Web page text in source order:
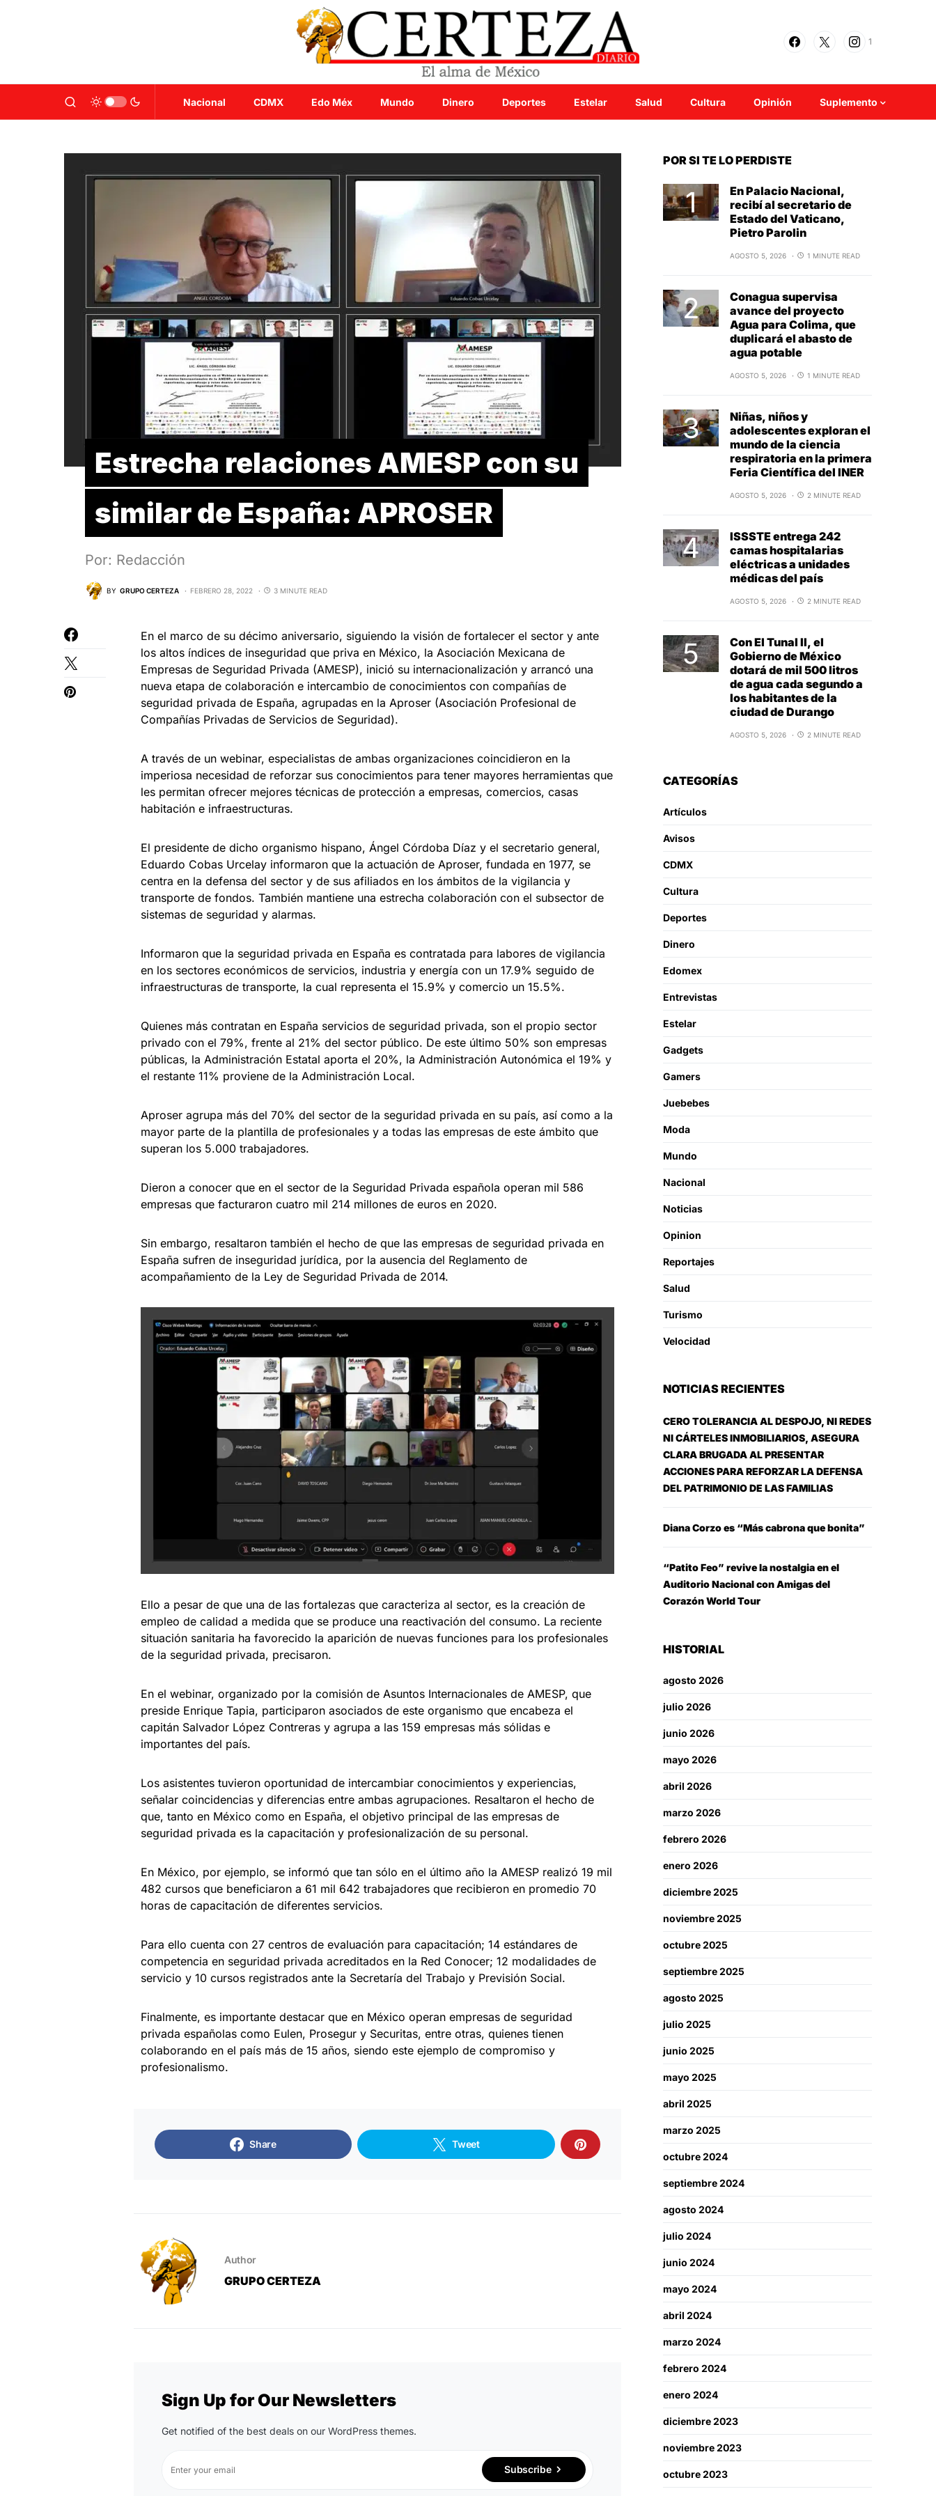
1
Nacional CDMX Edo Méx Mundo Dinero Deportes Estelar Salud Cultura Opinión Suplemento
Estrecha relaciones AMESP con su
similar de España: APROSER
Por: Redacción
BY GRUPO CERTEZA FEBRERO 28, 2022 3 MINUTE READ
En el marco de su décimo aniversario, siguiendo la visión de fortalecer el sector y ante
los altos índices de inseguridad que priva en México, la Asociación Mexicana de
Empresas de Seguridad Privada (AMESP), inició su internacionalización y arrancó una
nueva etapa de colaboración e intercambio de conocimientos con compañías de
seguridad privada de España, agrupadas en la Aproser (Asociación Profesional de
Compañías Privadas de Servicios de Seguridad).
A través de un webinar, especialistas de ambas organizaciones coincidieron en la
imperiosa necesidad de reforzar sus conocimientos para tener mayores herramientas que
les permitan ofrecer mejores técnicas de protección a empresas, comercios, casas
habitación e infraestructuras.
El presidente de dicho organismo hispano, Ángel Córdoba Díaz y el secretario general,
Eduardo Cobas Urcelay informaron que la actuación de Aproser, fundada en 1977, se
centra en la defensa del sector y de sus afiliados en los ámbitos de la vigilancia y
transporte de fondos. También mantiene una estrecha colaboración con el subsector de
sistemas de seguridad y alarmas.
Informaron que la seguridad privada en España es contratada para labores de vigilancia
en los sectores económicos de servicios, industria y energía con un 17.9% seguido de
infraestructuras de transporte, la cual representa el 15.9% y comercio un 15.5%.
Quienes más contratan en España servicios de seguridad privada, son el propio sector
privado con el 79%, frente al 21% del sector público. De este último 50% son empresas
públicas, la Administración Estatal aporta el 20%, la Administración Autonómica el 19% y
el restante 11% proviene de la Administración Local.
Aproser agrupa más del 70% del sector de la seguridad privada en su país, así como a la
mayor parte de la plantilla de profesionales y a todas las empresas de este ámbito que
superan los 5.000 trabajadores.
Dieron a conocer que en el sector de la Seguridad Privada española operan mil 586
empresas que facturaron cuatro mil 214 millones de euros en 2020.
Sin embargo, resaltaron también el hecho de que las empresas de seguridad privada en
España sufren de inseguridad jurídica, por la ausencia del Reglamento de
acompañamiento de la Ley de Seguridad Privada de 2014.
Ello a pesar de que una de las fortalezas que caracteriza al sector, es la creación de
empleo de calidad a medida que se produce una reactivación del consumo. La reciente
situación sanitaria ha favorecido la aparición de nuevas funciones para los profesionales
de la seguridad privada, precisaron.
En el webinar, organizado por la comisión de Asuntos Internacionales de AMESP, que
preside Enrique Tapia, participaron asociados de este organismo que encabeza el
capitán Salvador López Contreras y agrupa a las 159 empresas más sólidas e
importantes del país.
Los asistentes tuvieron oportunidad de intercambiar conocimientos y experiencias,
señalar coincidencias y diferencias entre ambas agrupaciones. Resaltaron el hecho de
que, tanto en México como en España, el objetivo principal de las empresas de
seguridad privada es la capacitación y profesionalización de su personal.
En México, por ejemplo, se informó que tan sólo en el último año la AMESP realizó 19 mil
482 cursos que beneficiaron a 61 mil 642 trabajadores que recibieron en promedio 70
horas de capacitación de diferentes servicios.
Para ello cuenta con 27 centros de evaluación para capacitación; 14 estándares de
competencia en seguridad privada acreditados en la Red Conocer; 12 modalidades de
servicio y 10 cursos registrados ante la Secretaría del Trabajo y Previsión Social.
Finalmente, es importante destacar que en México operan empresas de seguridad
privada españolas como Eulen, Prosegur y Securitas, entre otras, quienes tienen
colaborando en el país más de 15 años, siendo este ejemplo de compromiso y
profesionalismo.
Share Tweet
Author
GRUPO CERTEZA
Sign Up for Our Newsletters
Get notified of the best deals on our WordPress themes.
Subscribe
POR SI TE LO PERDISTE
En Palacio Nacional,
recibí al secretario de
Estado del Vaticano,
Pietro Parolin
AGOSTO 5, 2026 1 MINUTE READ
Conagua supervisa
avance del proyecto
Agua para Colima, que
duplicará el abasto de
agua potable
AGOSTO 5, 2026 1 MINUTE READ
Niñas, niños y
adolescentes exploran el
mundo de la ciencia
respiratoria en la primera
Feria Científica del INER
AGOSTO 5, 2026 2 MINUTE READ
ISSSTE entrega 242
camas hospitalarias
eléctricas a unidades
médicas del país
AGOSTO 5, 2026 2 MINUTE READ
Con El Tunal II, el
Gobierno de México
dotará de mil 500 litros
de agua cada segundo a
los habitantes de la
ciudad de Durango
AGOSTO 5, 2026 2 MINUTE READ
CATEGORÍAS
Artículos
Avisos
CDMX
Cultura
Deportes
Dinero
Edomex
Entrevistas
Estelar
Gadgets
Gamers
Juebebes
Moda
Mundo
Nacional
Noticias
Opinion
Reportajes
Salud
Turismo
Velocidad
NOTICIAS RECIENTES
CERO TOLERANCIA AL DESPOJO, NI REDES
NI CÁRTELES INMOBILIARIOS, ASEGURA
CLARA BRUGADA AL PRESENTAR
ACCIONES PARA REFORZAR LA DEFENSA
DEL PATRIMONIO DE LAS FAMILIAS
Diana Corzo es “Más cabrona que bonita”
“Patito Feo” revive la nostalgia en el
Auditorio Nacional con Amigas del
Corazón World Tour
HISTORIAL
agosto 2026
julio 2026
junio 2026
mayo 2026
abril 2026
marzo 2026
febrero 2026
enero 2026
diciembre 2025
noviembre 2025
octubre 2025
septiembre 2025
agosto 2025
julio 2025
junio 2025
mayo 2025
abril 2025
marzo 2025
octubre 2024
septiembre 2024
agosto 2024
julio 2024
junio 2024
mayo 2024
abril 2024
marzo 2024
febrero 2024
enero 2024
diciembre 2023
noviembre 2023
octubre 2023